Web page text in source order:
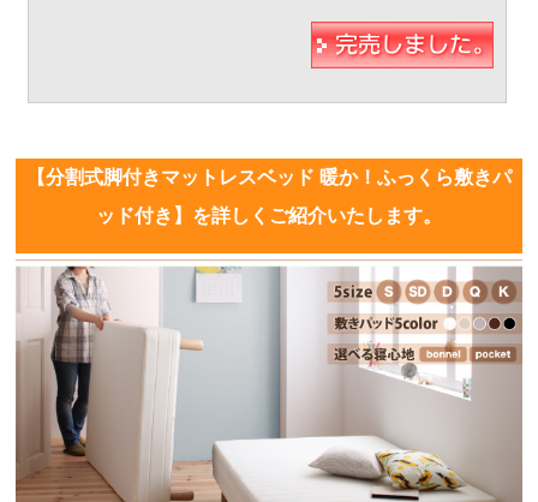
【分割式脚付きマットレスベッド 暖か！ふっくら敷きパ
ッド付き】を詳しくご紹介いたします。